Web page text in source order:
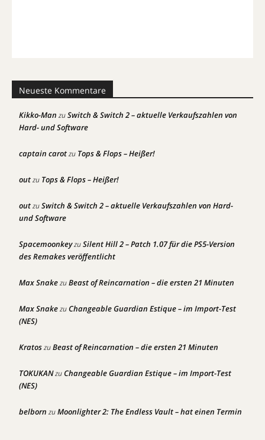
Neueste Kommentare
Kikko-Man zuSwitch & Switch 2 – aktuelle Verkaufszahlen von
Hard- und Software
captain carotzu Tops & Flops – Heißer!
outzu Tops & Flops – Heißer!
outzuSwitch & Switch 2 – aktuelle Verkaufszahlen von Hard-
und Software
SpacemoonkeyzuSilent Hill 2 – Patch 1.07 für die PS5-Version
des Remakes veröffentlicht
Max SnakezuBeast of Reincarnation – die ersten 21 Minuten
Max SnakezuChangeable Guardian Estique – im Import-Test
(NES)
KratoszuBeast of Reincarnation – die ersten 21 Minuten
TOKUKANzuChangeable Guardian Estique – im Import-Test
(NES)
belborn zuMoonlighter 2: The Endless Vault – hat einen Termin